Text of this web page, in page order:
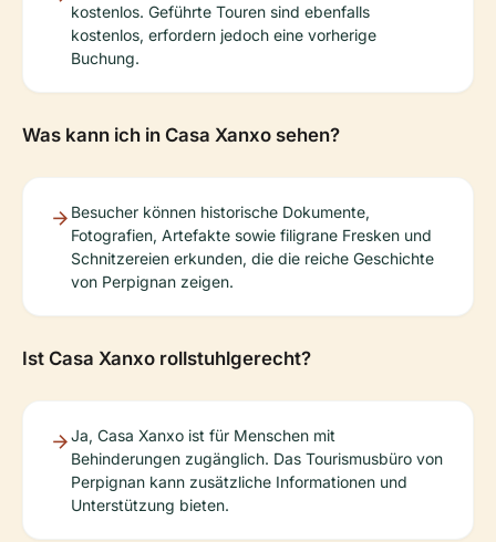
kostenlos. Geführte Touren sind ebenfalls
kostenlos, erfordern jedoch eine vorherige
Buchung.
Was kann ich in Casa Xanxo sehen?
Besucher können historische Dokumente,
Fotografien, Artefakte sowie filigrane Fresken und
Schnitzereien erkunden, die die reiche Geschichte
von Perpignan zeigen.
Ist Casa Xanxo rollstuhlgerecht?
Ja, Casa Xanxo ist für Menschen mit
Behinderungen zugänglich. Das Tourismusbüro von
Perpignan kann zusätzliche Informationen und
Unterstützung bieten.